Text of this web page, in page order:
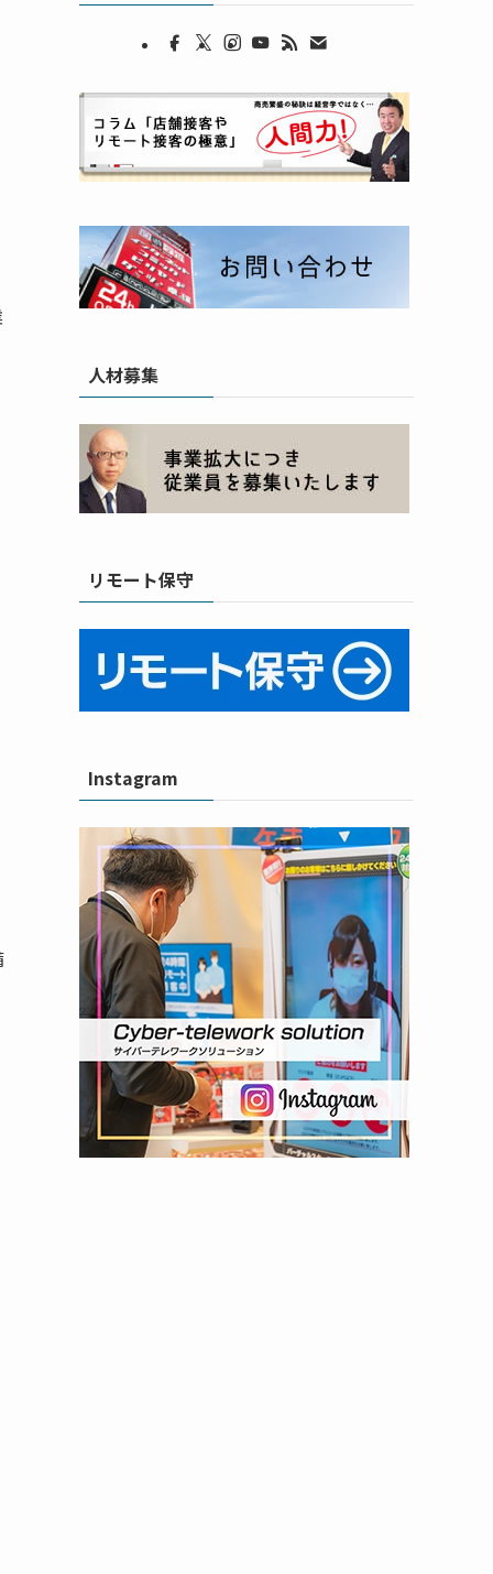
人材募集
リモート保守
Instagram